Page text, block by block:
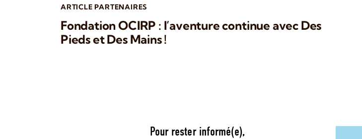
ARTICLE PARTENAIRES
Fondation OCIRP : l’aventure continue avec Des
Pieds et Des Mains !
Pour rester informé(e),